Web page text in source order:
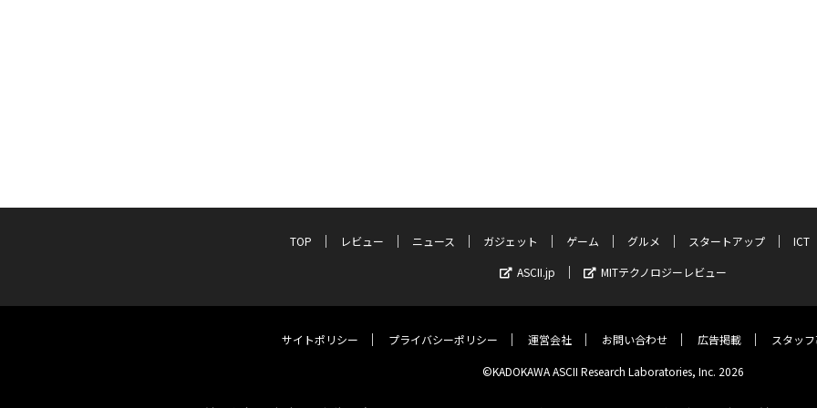
TOP レビュー ニュース ガジェット ゲーム グルメ スタートアップ
ICT
ASCII.jp
MITテクノロジーレビュー
サイトポリシー プライバシーポリシー 運営会社 お問い合わせ 広告掲載 スタッ
©KADOKAWA ASCII Research Laboratories, Inc. 2026